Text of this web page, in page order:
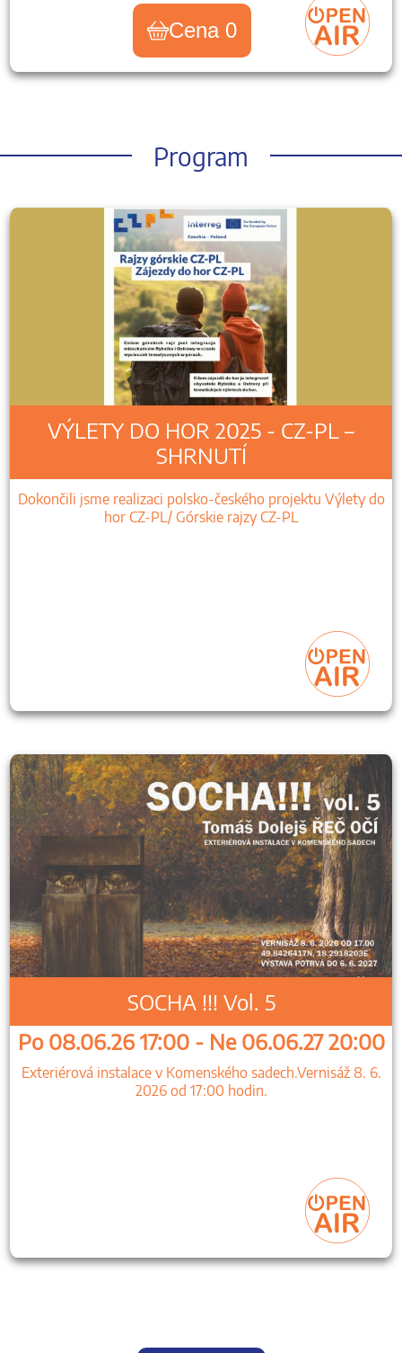
Cena 0
Program
VÝLETY DO HOR 2025 - CZ-PL –
SHRNUTÍ
Dokončili jsme realizaci polsko-českého projektu Výlety do
hor CZ-PL/ Górskie rajzy CZ-PL
SOCHA !!! Vol. 5
Po 08.06.26 17:00 - Ne 06.06.27 20:00
Exteriérová instalace v Komenského sadech.Vernisáž 8. 6.
2026 od 17:00 hodin.